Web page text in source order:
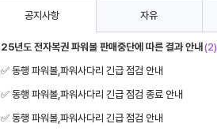
공지사항 자유
25년도 전자복권 파워볼 판매중단에 따른 결과 안내 (2)
✅ 동행 파워볼,파워사다리 긴급 점검 안내
✅ 동행 파워볼,파워사다리 긴급 점검 종료 안내
✅ 동행 파워볼,파워사다리 긴급 점검 안내